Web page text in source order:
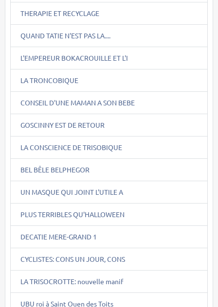
THERAPIE ET RECYCLAGE
QUAND TATIE N'EST PAS LA....
L'EMPEREUR BOKACROUILLE ET L'I
LA TRONCOBIQUE
CONSEIL D'UNE MAMAN A SON BEBE
GOSCINNY EST DE RETOUR
LA CONSCIENCE DE TRISOBIQUE
BEL BÊLE BELPHEGOR
UN MASQUE QUI JOINT L'UTILE A
PLUS TERRIBLES QU'HALLOWEEN
DECATIE MERE-GRAND 1
CYCLISTES: CONS UN JOUR, CONS
LA TRISOCROTTE: nouvelle manif
UBU roi à Saint Ouen des Toits